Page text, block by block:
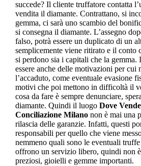
succede? Il cliente truffatore contatta
vendita il diamante. Contrattano, si
gemma, ci sarà uno scambio del
si consegna il diamante. L’assegno
falso, potrà essere un duplicato di un
semplicemente viene ritirato e il conto
si perdono sia i capitali che la gemma.
essere anche delle motivazioni per cui
l’accaduto, come eventuale evasione
motivi che poi mettono in difficoltà il
cosa da fare è sempre denunciare,
diamante. Quindi il luogo Dove
Conciliazione Milanonon è mai una
rilascia delle garanzie. Infatti, questi
responsabili per quello che viene
nemmeno quali sono le eventuali
offrono un servizio libero, quindi non
preziosi, gioielli e gemme importanti.